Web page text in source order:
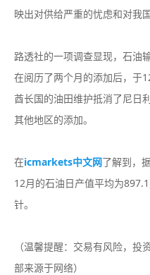
映出对供给严重的忧虑和对我
路透社的一项调查显现，石油
在阅历了两个月的添加后，于
酋长国的油田维护抵消了尼日
其他地区的添加。
在icmarkets中文网了解到，
12月的石油日产值平均为
针。
（温馨提醒：交易有风险，投
部来源于网络）